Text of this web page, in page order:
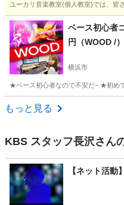
ユーカリ音楽教室(個人教室)では、皆
神奈川 横浜市 横浜駅 ピ
ベース初心者
円（WOOD /）
横浜市
★ベース初心者なので不安だ− ★初め
神奈川 横浜市
もっと見る
KBS スタッフ長沢さん
【ネット活動